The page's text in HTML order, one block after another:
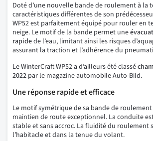
Doté d’une nouvelle bande de roulement à la
caractéristiques différentes de son
WP52 est parfaitement équipé pour rouler en
neige. Le motif de la bande permet une
rapidede l’eau, limitant ainsi les risques
assurant la traction et l’adhérence du
Le WinterCraft WP52 a d’ailleurs été classé
2022 par le magazine automobile Auto-Bild.
Une réponse rapide et efficace
Le motif symétrique de sa bande de
maintien de route exceptionnel. La conduite
stable et sans accroc. La fluidité du roulement
l’habitacle et dans la tenue du volant.